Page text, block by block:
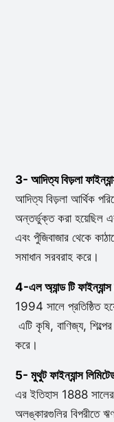
3- আদিত্য বিড়লা
আদিত্য বিড়লা আর্থিক
অন্তর্ভুক্ত করা হয়েছিল
এবং পুঁজিবাজার থেকে
সমাধান সরবরাহ করে।
4-এল অ্যান্ড টি ফাইন্যান্স
1994 সালে প্রতিষ্ঠিত
এটি কৃষি, বাণিজ্য,
করে।
5- মুথুট ফাইন্যান্স
এর ইতিহাস 1888 সালের
অলঙ্কারগুলির বিপরীতে